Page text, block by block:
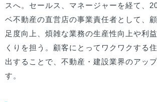
スへ。セールス、マネージャーを経て、
ベ不動産の直営店の事業責任者として、
足度向上、煩雑な業務の生産性向上や利
くりを担う。顧客にとってワクワクする
出することで、不動産・建設業界のアッ
す。